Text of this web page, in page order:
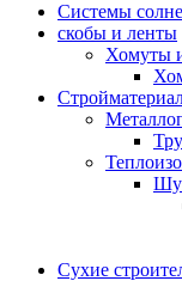
Системы
скобы и ленты
Хомуты
Сухие